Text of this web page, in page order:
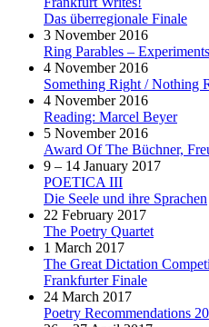
Das überregionale Finale
3 November 2016
Ring Parables –
4 November 2016
Something Right / Nothing
4 November 2016
Reading: Marcel Beyer
5 November 2016
Award Of The Büchner,
9 – 14 January 2017
POETICA III
Die Seele und ihre Sprachen
22 February 2017
The Poetry Quartet
1 March 2017
The Great Dictation
Frankfurter Finale
24 March 2017
Poetry Recommendations